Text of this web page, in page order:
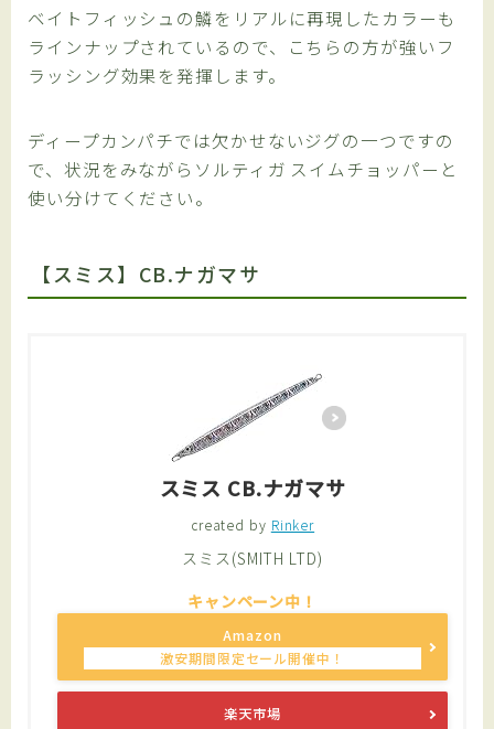
ベイトフィッシュの鱗をリアルに再現したカラーも
ラインナップされているので、こちらの方が強いフ
ラッシング効果を発揮します。
ディープカンパチでは欠かせないジグの一つですの
で、状況をみながらソルティガ スイムチョッパーと
使い分けてください。
【スミス】CB.ナガマサ
スミス CB.ナガマサ
created by Rinker
スミス(SMITH LTD)
Amazon
楽天市場